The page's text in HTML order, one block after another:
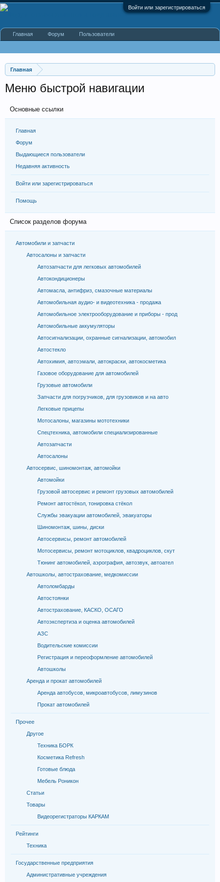
Войти или зарегистрироваться
Главная
Меню быстрой навигации
Основные ссылки
Главная
Форум
Выдающиеся пользователи
Недавняя активность
Войти или зарегистрироваться
Помощь
Список разделов форума
Автомобили и запчасти
Автосалоны и запчасти
Автозапчасти для легковых автомобилей
Автокондиционеры
Автомасла, антифриз, смазочные материалы
Автомобильная аудио- и видеотехника - продажа
Автомобильное электрооборудование и приборы - прод
Автомобильные аккумуляторы
Автосигнализации, охранные сигнализации, автомобил
Автостекло
Автохимия, автоэмали, автокраски, автокосметика
Газовое оборудование для автомобилей
Грузовые автомобили
Запчасти для погрузчиков, для грузовиков и на авто
Легковые прицепы
Мотосалоны, магазины мототехники
Спецтехника, автомобили специализированные
Автозапчасти
Автосалоны
Автосервис, шиномонтаж, автомойки
Автомойки
Грузовой автосервис и ремонт грузовых автомобилей
Ремонт автостёкол, тонировка стёкол
Службы эвакуации автомобилей, эвакуаторы
Шиномонтаж, шины, диски
Автосервисы, ремонт автомобилей
Мотосервисы, ремонт мотоциклов, квадроциклов, скут
Тюнинг автомобилей, аэрография, автозвук, автоател
Автошколы, автострахование, медкомиссии
Автоломбарды
Автостоянки
Автострахование, КАСКО, ОСАГО
Автоэкспертиза и оценка автомобилей
АЗС
Водительские комиссии
Регистрация и переоформление автомобилей
Автошколы
Аренда и прокат автомобилей
Аренда автобусов, микроавтобусов, лимузинов
Прокат автомобилей
Прочее
Другое
Техника БОРК
Косметика Refresh
Готовые блюда
Мебель Роникон
Статьи
Товары
Видеорегистраторы КАРКАМ
Рейтинги
Техника
Государственные предприятия
Административные учреждения
Главная Форум Пользователи